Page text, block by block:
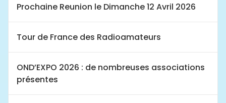
Prochaine Reunion le Dimanche 12 Avril 2026
Tour de France des Radioamateurs
OND’EXPO 2026 : de nombreuses associations
présentes